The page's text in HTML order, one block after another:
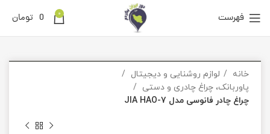
فهرست 0
0 تومان
خانه
لوازم روشنایی و دیجیتال
پاوربانک، چراغ چادری و دستی
چراغ چادر فانوسی مدل JIA HAO-7